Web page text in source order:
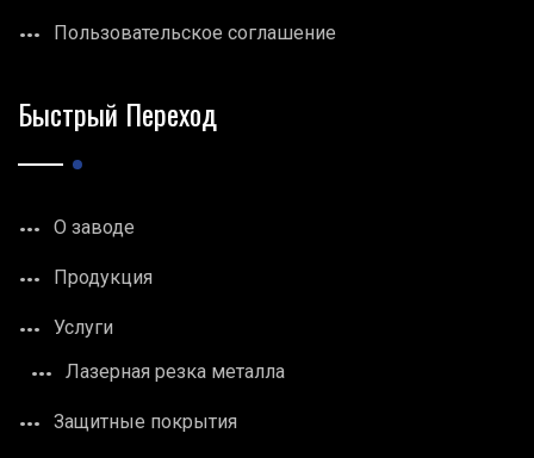
Пользовательское соглашение
Быстрый Переход
О заводе
Продукция
Услуги
Лазерная резка металла
Защитные покрытия